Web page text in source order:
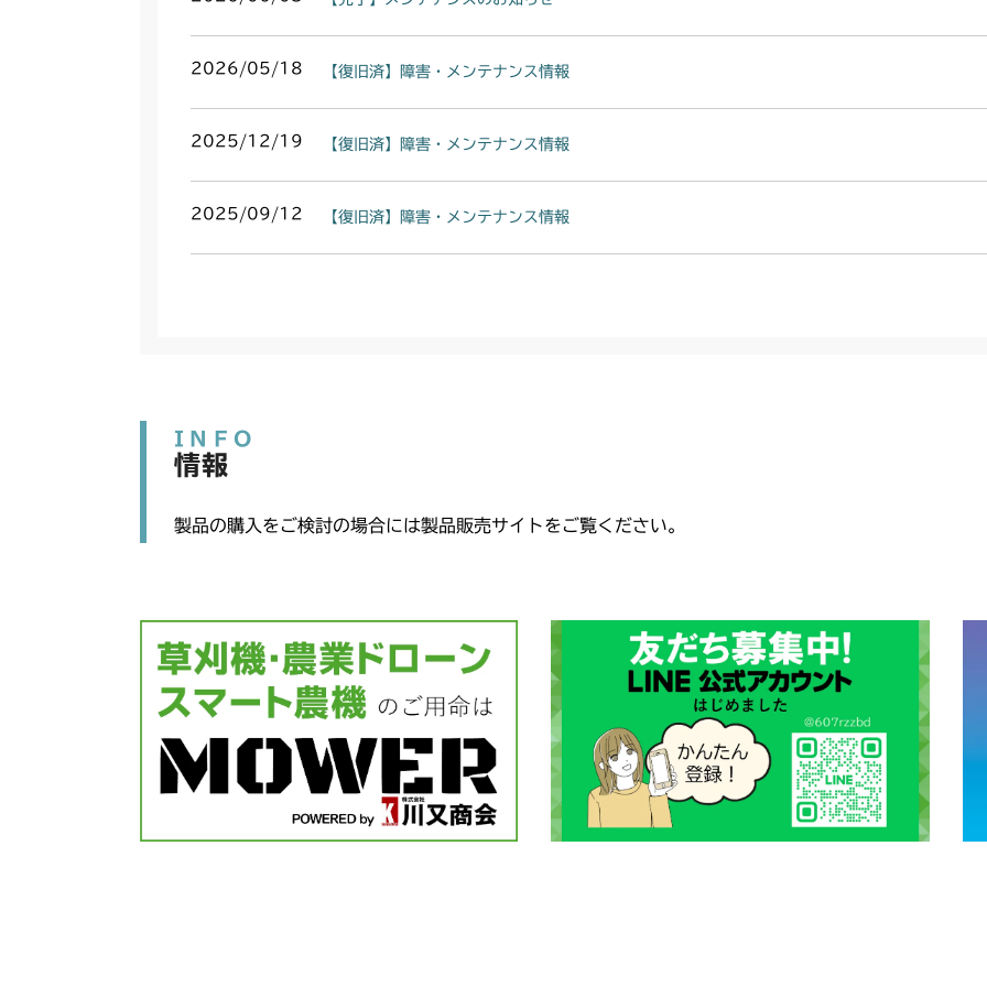
2026/05/18 【復旧済】障害・メンテナンス情報
2025/12/19 【復旧済】障害・メンテナンス情報
2025/09/12 【復旧済】障害・メンテナンス情報
INFO
情報
製品の購入をご検討の場合には製品販売サイトをご覧ください。